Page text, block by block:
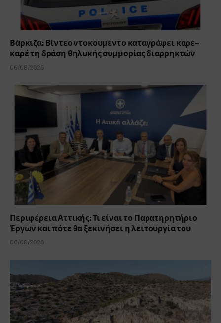
Βάρκιζα: Βίντεο ντοκουμέντο καταγράφει καρέ-
καρέ τη δράση θηλυκής συμμορίας διαρρηκτών
06/08/2026
Περιφέρεια Αττικής: Τι είναι το Παρατηρητήριο
Έργων και πότε θα ξεκινήσει η λειτουργία του
06/08/2026